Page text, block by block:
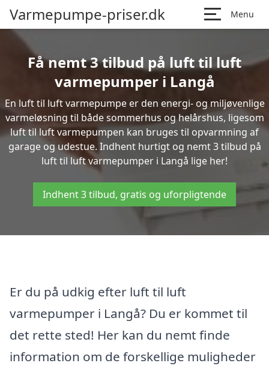
Varmepumpe-priser.dk Menu
Få nemt 3 tilbud på luft til luft
varmepumper i Langå
En luft til luft varmepumpe er den energi- og miljøvenlige
varmeløsning til både sommerhus og helårshus, ligesom
luft til luft varmepumpen kan bruges til opvarmning af
garage og udestue. Indhent hurtigt og nemt 3 tilbud på
luft til luft varmepumper i Langå lige her!
Indhent 3 tilbud, gratis og uforpligtende
Er du på udkig efter luft til luft
varmepumper i Langå? Du er kommet til
det rette sted! Her kan du nemt finde
information om de forskellige muligheder